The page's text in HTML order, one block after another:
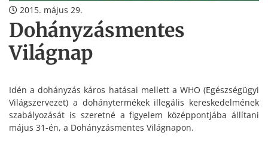
2015. május 29.
Dohányzásmentes
Világnap
Idén a dohányzás káros hatásai mellett a WHO (Egészségügyi
Világszervezet) a dohánytermékek illegális kereskedelmének
szabályozását is szeretné a figyelem középpontjába állítani
május 31-én, a Dohányzásmentes Világnapon.